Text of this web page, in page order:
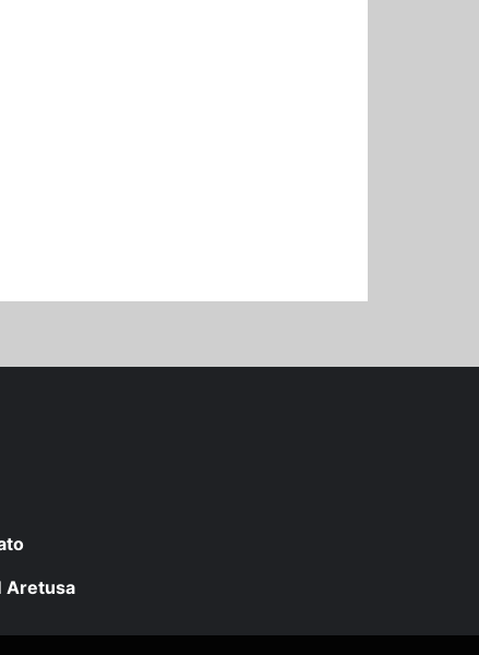
Aretusa